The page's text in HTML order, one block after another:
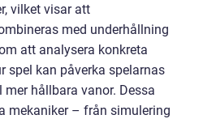
vilket visar att
med underhållning
att analysera konkreta
spel kan påverka spelarnas
hållbara vanor. Dessa
mekaniker – från simulering